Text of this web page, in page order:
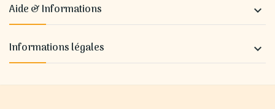
Aide & Informations 
Informations légales 